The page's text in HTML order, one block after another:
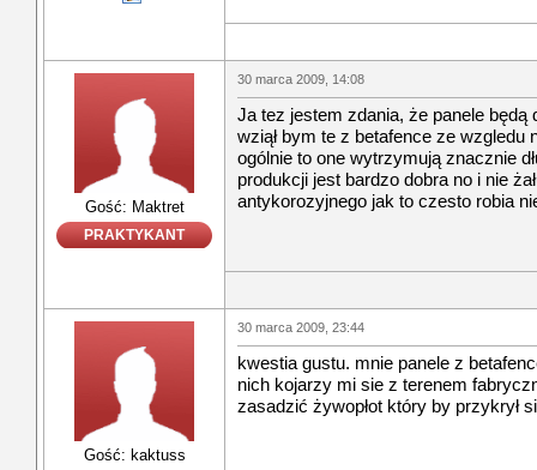
Gość: Maktret
PRAKTYKANT
30 marca 2009, 14:08
Ja tez jestem zdania, że panele
wziął bym te z betafence ze wzgledu
ogólnie to one wytrzymują znacznie
produkcji jest bardzo dobra no i nie
antykorozyjnego jak to czesto robia
Gość: kaktuss
30 marca 2009, 23:44
kwestia gustu. mnie panele z
nich kojarzy mi sie z terenem
zasadzić żywopłot który by przykrył